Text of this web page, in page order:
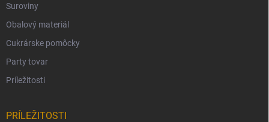
Suroviny
Obalový materiál
Cukrárske pomôcky
Party tovar
Príležitosti
PRÍLEŽITOSTI